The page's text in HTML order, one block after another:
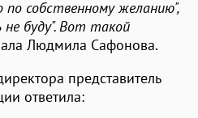
собственному желанию",
буду". Вот такой
Людмила Сафонова.
представитель
ответила: